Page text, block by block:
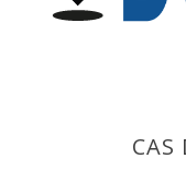
CAS